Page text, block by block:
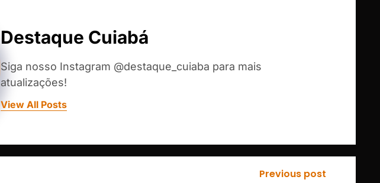
Destaque Cuiabá
Siga nosso Instagram @destaque_cuiaba para mais
atualizações!
View All Posts
Previous post